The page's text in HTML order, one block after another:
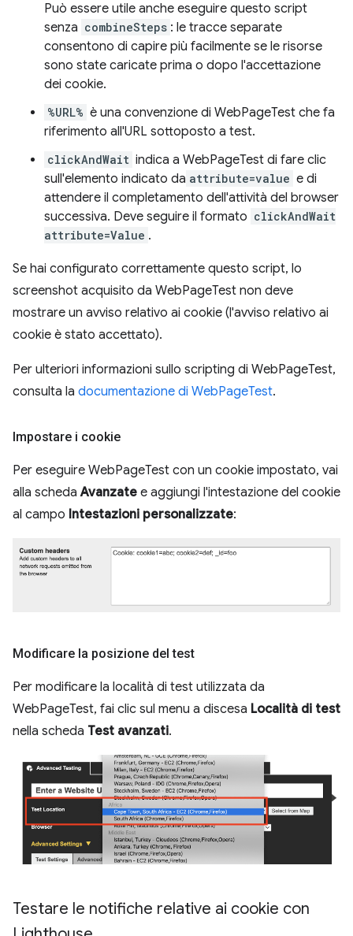
Può essere utile anche eseguire questo script
senza combineSteps : le tracce separate
consentono di capire più facilmente se le risorse
sono state caricate prima o dopo l'accettazione
dei cookie.
%URL% è una convenzione di WebPageTest che fa
riferimento all'URL sottoposto a test.
clickAndWait indica a WebPageTest di fare clic
sull'elemento indicato da attribute=value e di
attendere il completamento dell'attività del browser
successiva. Deve seguire il formato clickAndWait
attribute=Value .
Se hai configurato correttamente questo script, lo
screenshot acquisito da WebPageTest non deve
mostrare un avviso relativo ai cookie (l'avviso relativo ai
cookie è stato accettato).
Per ulteriori informazioni sullo scripting di WebPageTest,
consulta la documentazione di WebPageTest.
Impostare i cookie
Per eseguire WebPageTest con un cookie impostato, vai
alla schedaAvanzate e aggiungi l'intestazione del cookie
al campo Intestazioni personalizzate:
Modificare la posizione del test
Per modificare la località di test utilizzata da
WebPageTest, fai clic sul menu a discesa Località di test
nella scheda Test avanzati.
Testare le notifiche relative ai cookie con